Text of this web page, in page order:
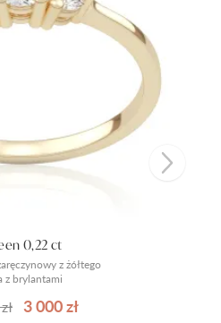
z żółtego
z brylantami
0,22 ct
3 000 zł